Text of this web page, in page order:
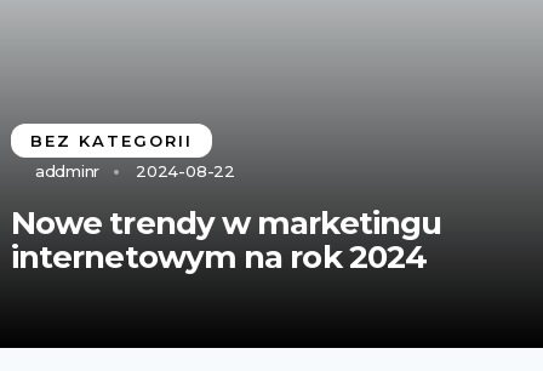
BEZ KATEGORII
addminr
2024-08-22
Nowe trendy w marketingu
internetowym na rok 2024